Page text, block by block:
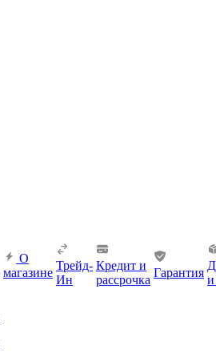
О
магазине
Трейд-
Ин
Кредит и
рассрочка
Гарантия
и